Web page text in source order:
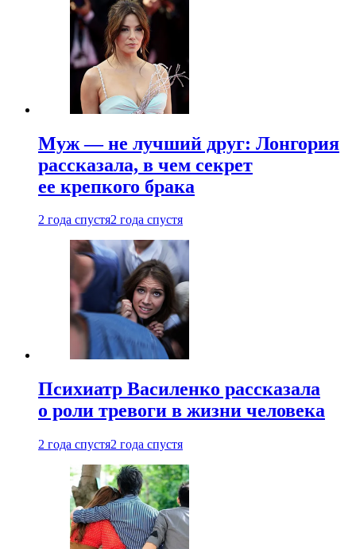
Муж — не лучший друг: Лонгория
рассказала, в чем секрет
ее крепкого брака
2 года спустя2 года спустя
Психиатр Василенко рассказала
о роли тревоги в жизни человека
2 года спустя2 года спустя